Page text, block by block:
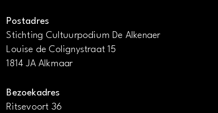
Postadres
Stichting Cultuurpodium De Alkenaer
Louise de Colignystraat 15
1814 JA Alkmaar
Bezoekadres
Ritsevoort 36